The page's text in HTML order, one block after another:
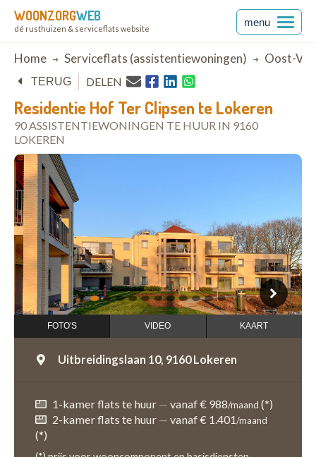
WOONZORGWEB
dé rusthuizen & serviceflats website
menu
Breadcrumb
Home Serviceflats (assistentiewoningen) Oost-
Residentie Hof Ter Clipsen te Lokeren
90 ASSISTENTIEWONINGEN TE HUUR IN 9160
LOKEREN
TERUG DELEN
1 2 3 4 5 6 7 8 9 1011
open in Google Maps
FOTO'S VIDEO KAART
Uitbreidingslaan 10, 9160 Lokeren
1-kamer flats te huur — vanaf € 988/maand (*)
2-kamer flats te huur — vanaf € 1.401/maand
(*)